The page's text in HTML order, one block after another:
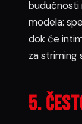
budućnosti
modela:
dok će
za striming
5.